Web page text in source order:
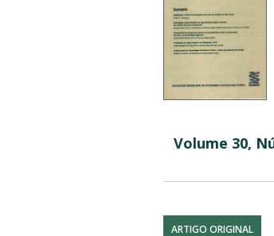
Volume 30,
ARTIGO ORIGINAL